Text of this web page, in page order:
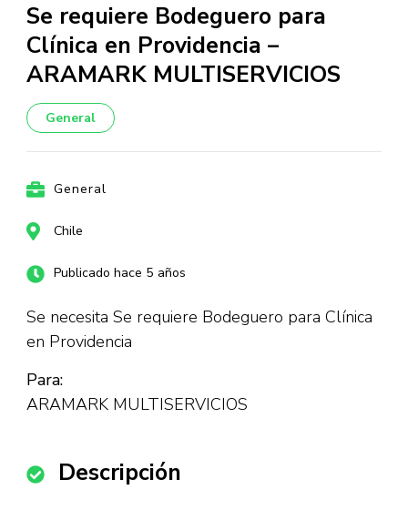
Se requiere Bodeguero para
Clínica en Providencia –
ARAMARK MULTISERVICIOS
General
General
Chile
Publicado hace 5 años
Se necesita Se requiere Bodeguero para Clínica
en Providencia
Para:
ARAMARK MULTISERVICIOS
Descripción